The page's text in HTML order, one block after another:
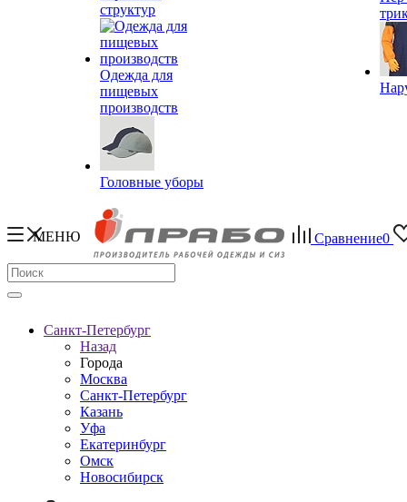
структур
Одежда для
пищевых
производств
Головные уборы
МЕНЮ Сравнение0
Санкт-Петербург
Назад
Города
Москва
Санкт-Петербург
Казань
Уфа
Екатеринбург
Омск
Новосибирск